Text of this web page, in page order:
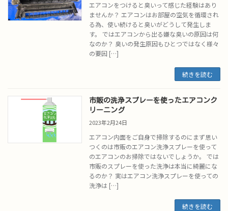
エアコンをつけると臭いって感じた経験はあり
ませんか？ エアコンはお部屋の空気を循環され
る為、使い続けると臭いがどうして発生しま
す。 ではエアコンから出る嫌な臭いの原因は何
なのか？ 臭いの発生原因もひとつではなく様々
の要因 […]
続きを読む
市販の洗浄スプレーを使ったエアコンク
リーニング
2023年2月24日
エアコン内面をご自身で掃除するのにまず思い
つくのは市販のエアコン洗浄スプレーを使って
のエアコンのお掃除ではないでしょうか。 では
市販のスプレーを使った洗浄は本当に綺麗にな
るのか？ 実はエアコン洗浄スプレーを使っての
洗浄は […]
続きを読む